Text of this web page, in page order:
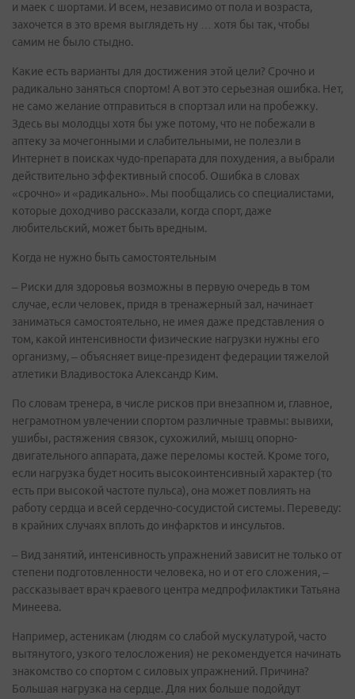
и маек с шортами. И всем, независимо от пола и возраста,
захочется в это время выглядеть ну … хотя бы так, чтобы
самим не было стыдно.
Какие есть варианты для достижения этой цели? Срочно и
радикально заняться спортом! А вот это серьезная ошибка. Нет,
не само желание отправиться в спортзал или на пробежку.
Здесь вы молодцы хотя бы уже потому, что не побежали в
аптеку за мочегонными и слабительными, не полезли в
Интернет в поисках чудо-препарата для похудения, а выбрали
действительно эффективный способ. Ошибка в словах
«срочно» и «радикально». Мы пообщались со специалистами,
которые доходчиво рассказали, когда спорт, даже
любительский, может быть вредным.
Когда не нужно быть самостоятельным
– Риски для здоровья возможны в первую очередь в том
случае, если человек, придя в тренажерный зал, начинает
заниматься самостоятельно, не имея даже представления о
том, какой интенсивности физические нагрузки нужны его
организму, – объясняет вице-президент федерации тяжелой
атлетики Владивостока Александр Ким.
По словам тренера, в числе рисков при внезапном и, главное,
неграмотном увлечении спортом различные травмы: вывихи,
ушибы, растяжения связок, сухожилий, мышц опорно-
двигательного аппарата, даже переломы костей. Кроме того,
если нагрузка будет носить высокоинтенсивный характер (то
есть при высокой частоте пульса), она может повлиять на
работу сердца и всей сердечно-сосудистой системы. Переведу:
в крайних случаях вплоть до инфарктов и инсультов.
– Вид занятий, интенсивность упражнений зависит не только от
степени подготовленности человека, но и от его сложения, –
рассказывает врач краевого центра медпрофилактики Татьяна
Минеева.
Например, астеникам (людям со слабой мускулатурой, часто
вытянутого, узкого телосложения) не рекомендуется начинать
знакомство со спортом с силовых упражнений. Причина?
Большая нагрузка на сердце. Для них больше подойдут